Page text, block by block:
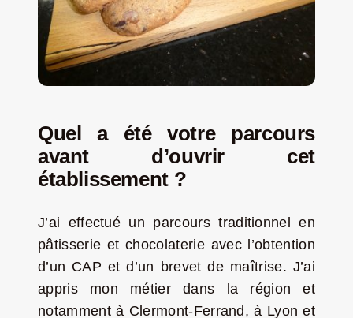
Quel a été votre parcours
avant d’ouvrir cet
établissement ?
J’ai effectué un parcours traditionnel en
pâtisserie et chocolaterie avec l’obtention
d’un CAP et d’un brevet de maîtrise. J’ai
appris mon métier dans la région et
notamment à Clermont-Ferrand, à Lyon et